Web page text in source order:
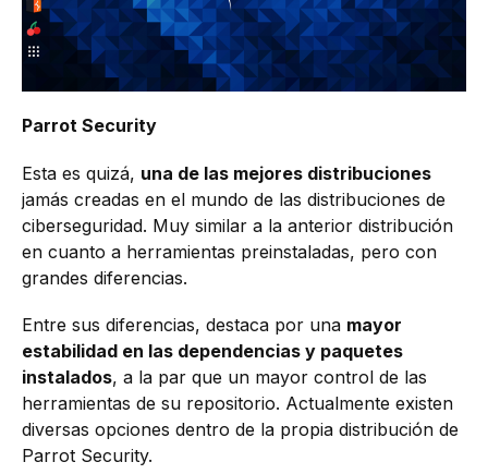
Parrot Security
Esta es quizá, una de las mejores distribuciones
jamás creadas en el mundo de las distribuciones de
ciberseguridad. Muy similar a la anterior distribución
en cuanto a herramientas preinstaladas, pero con
grandes diferencias.
Entre sus diferencias, destaca por una mayor
estabilidad en las dependencias y paquetes
instalados, a la par que un mayor control de las
herramientas de su repositorio. Actualmente existen
diversas opciones dentro de la propia distribución de
Parrot Security.